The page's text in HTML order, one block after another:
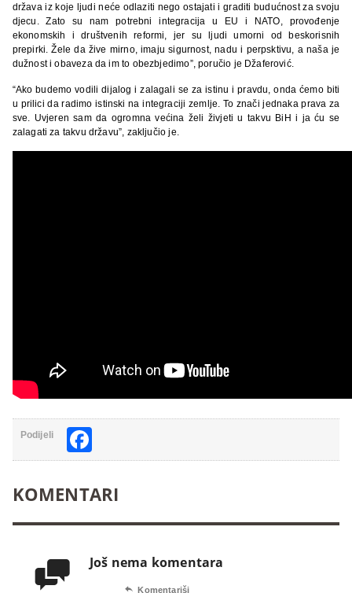
država iz koje ljudi neće odlaziti nego ostajati i graditi budućnost za svoju
djecu. Zato su nam potrebni integracija u EU i NATO, provođenje
ekonomskih i društvenih reformi, jer su ljudi umorni od beskorisnih
prepirki. Žele da žive mirno, imaju sigurnost, nadu i perpsktivu, a naša je
dužnost i obaveza da im to obezbjedimo”, poručio je Džaferović.
“Ako budemo vodili dijalog i zalagali se za istinu i pravdu, onda ćemo biti
u prilici da radimo istinski na integraciji zemlje. To znači jednaka prava za
sve. Uvjeren sam da ogromna većina želi živjeti u takvu BiH i ja ću se
zalagati za takvu državu”, zaključio je.
Podijeli
KOMENTARI
 Još nema komentara
 Komentariši